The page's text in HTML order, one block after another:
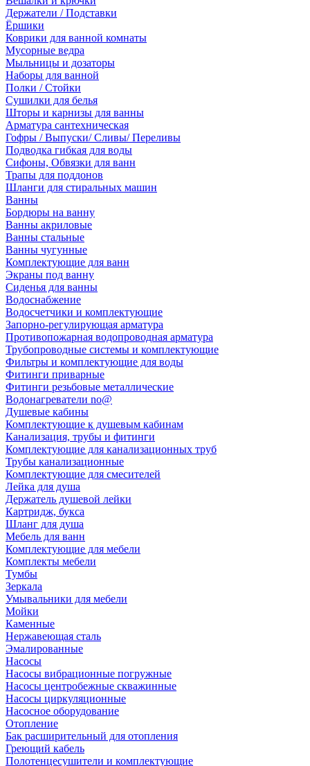
Держатели / Подставки
Ёршики
Коврики для ванной комнаты
Мусорные ведра
Мыльницы и дозаторы
Наборы для ванной
Полки / Стойки
Сушилки для белья
Шторы и карнизы для ванны
Арматура сантехническая
Гофры / Выпуски/ Сливы/ Переливы
Подводка гибкая для воды
Сифоны, Обвязки для ванн
Трапы для поддонов
Шланги для стиральных машин
Ванны
Бордюры на ванну
Ванны акриловые
Ванны стальные
Ванны чугунные
Комплектующие для ванн
Экраны под ванну
Сиденья для ванны
Водоснабжение
Водосчетчики и комплектующие
Запорно-регулирующая арматура
Противопожарная водопроводная арматура
Трубопроводные системы и комплектующие
Фильтры и комплектующие для воды
Фитинги приварные
Фитинги резьбовые металлические
Водонагреватели no@
Душевые кабины
Комплектующие к душевым кабинам
Канализация, трубы и фитинги
Комплектующие для канализационных труб
Трубы канализационные
Комплектующие для смесителей
Лейка для душа
Держатель душевой лейки
Картридж, букса
Шланг для душа
Мебель для ванн
Комплектующие для мебели
Комплекты мебели
Тумбы
Зеркала
Умывальники для мебели
Мойки
Каменные
Нержавеющая сталь
Эмалированные
Насосы
Насосы вибрационные погружные
Насосы центробежные скважинные
Насосы циркуляционные
Насосное оборудование
Отопление
Бак расширительный для отопления
Греющий кабель
Полотенцесушители и комплектующие